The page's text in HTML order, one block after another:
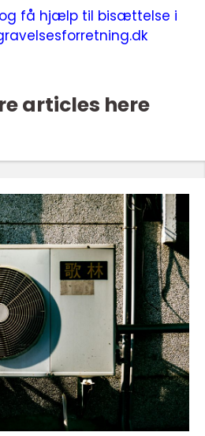
få hjælp til bisættelse i
articles here